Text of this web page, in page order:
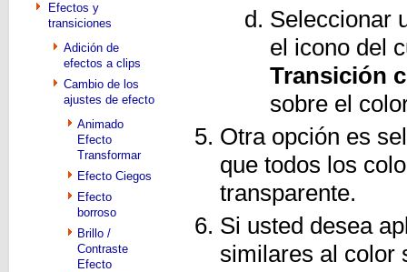
Efectos y
transiciones
Adición de
efectos a clips
Cambio de los
ajustes de efecto
Animado
Efecto
Transformar
Efecto Ciegos
Efecto
borroso
Brillo /
Contraste
Efecto
Seleccionar
el icono del
Transición
sobre el
Otra opción es
que todos los
transparente.
Si usted desea
similares al color